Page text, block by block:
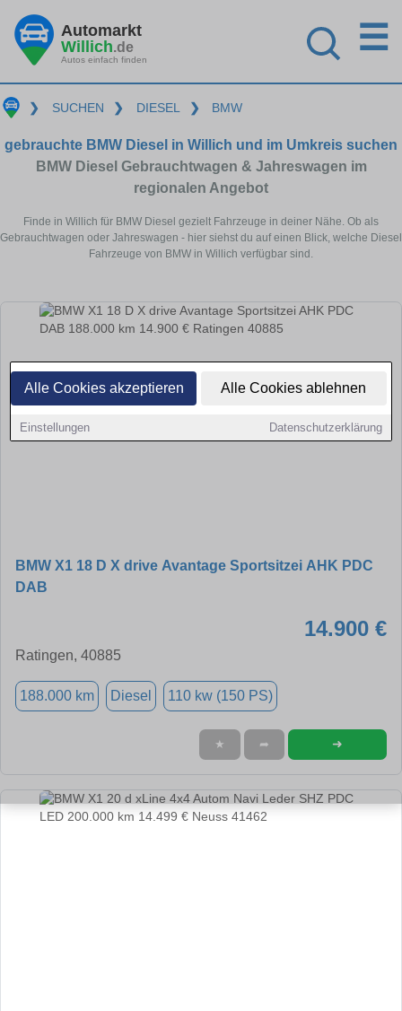
Alle Cookies akzeptieren Alle Cookies ablehnen
Einstellungen Datenschutzerklärung
Automarkt
Willich.de
Autos einfach finden
☰
❯ SUCHEN ❯ DIESEL ❯ BMW
gebrauchte BMW Diesel in Willich und im Umkreis suchen
BMW Diesel Gebrauchtwagen & Jahreswagen im
regionalen Angebot
Finde in Willich für BMW Diesel gezielt Fahrzeuge in deiner Nähe. Ob als
Gebrauchtwagen oder Jahreswagen - hier siehst du auf einen Blick, welche Diesel
Fahrzeuge von BMW in Willich verfügbar sind.
BMW X1 18 D X drive Avantage Sportsitzei AHK PDC
DAB
14.900 €
Ratingen, 40885
188.000 km Diesel 110 kw (150 PS)
★ ➦ ➜